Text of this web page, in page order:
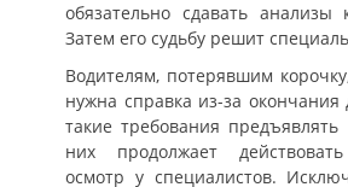
обязательно сдавать
Затем его судьбу решит
Водителям, потерявшим
нужна справка из-за окончания
такие требования
них продолжает
осмотр у специалистов.